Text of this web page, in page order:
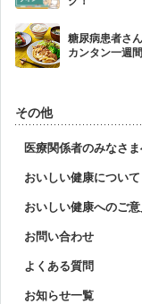
糖尿病患者さ
カンタン一週
その他
医療関係者のみなさ
おいしい健康について
おいしい健康へのご
お問い合わせ
よくある質問
お知らせ一覧